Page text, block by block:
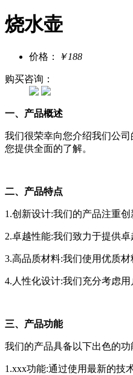
烧水壶
价格： ￥188
购买咨询：
一、产品概述
我们很荣幸向您介绍我们公
您提供全面的了解。
二、产品特点
1.创新设计:我们的产品注重
2.卓越性能:我们致力于提供
3.高品质材料:我们使用优质
4.人性化设计:我们充分考虑
三、产品功能
我们的产品具备以下出色的功
1.xxx功能:通过使用最新的技